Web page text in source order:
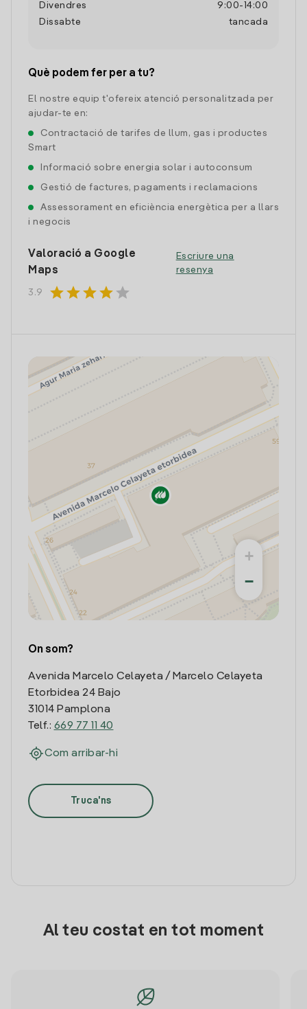
Divendres
9:00- 14:00
Dissabte
tancada
Què podem fer per a tu?
El nostre equip t'ofereix atenció personalitzada per
ajudar-te en:
Contractació de tarifes de llum, gas i productes
Smart
Informació sobre energia solar i autoconsum
Gestió de factures, pagaments i reclamacions
Assessorament en eficiència energètica per a llars
i negocis
Valoració a Google
Maps
3.9 starstarstarstar star
Escriure una
resenya
+
−
On som?
Avenida Marcelo Celayeta / Marcelo Celayeta
Etorbidea 24 Bajo
31014 Pamplona
Telf.: 669 77 11 40
Com arribar-hi
Truca'ns
Al teu costat en tot moment